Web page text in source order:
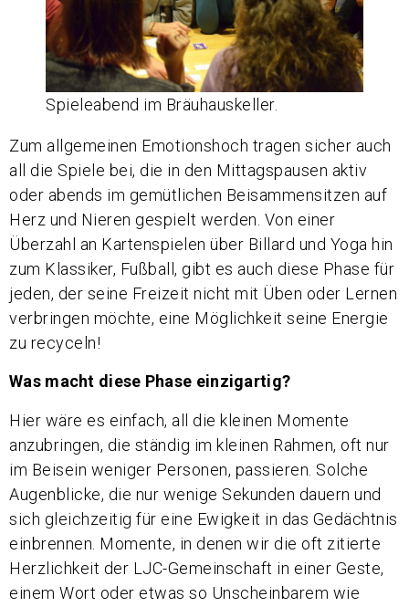
Spieleabend im Bräuhauskeller.
Zum allgemeinen Emotionshoch tragen sicher auch
all die Spiele bei, die in den Mittagspausen aktiv
oder abends im gemütlichen Beisammensitzen auf
Herz und Nieren gespielt werden. Von einer
Überzahl an Kartenspielen über Billard und Yoga hin
zum Klassiker, Fußball, gibt es auch diese Phase für
jeden, der seine Freizeit nicht mit Üben oder Lernen
verbringen möchte, eine Möglichkeit seine Energie
zu recyceln!
Was macht diese Phase einzigartig?
Hier wäre es einfach, all die kleinen Momente
anzubringen, die ständig im kleinen Rahmen, oft nur
im Beisein weniger Personen, passieren. Solche
Augenblicke, die nur wenige Sekunden dauern und
sich gleichzeitig für eine Ewigkeit in das Gedächtnis
einbrennen. Momente, in denen wir die oft zitierte
Herzlichkeit der LJC-Gemeinschaft in einer Geste,
einem Wort oder etwas so Unscheinbarem wie